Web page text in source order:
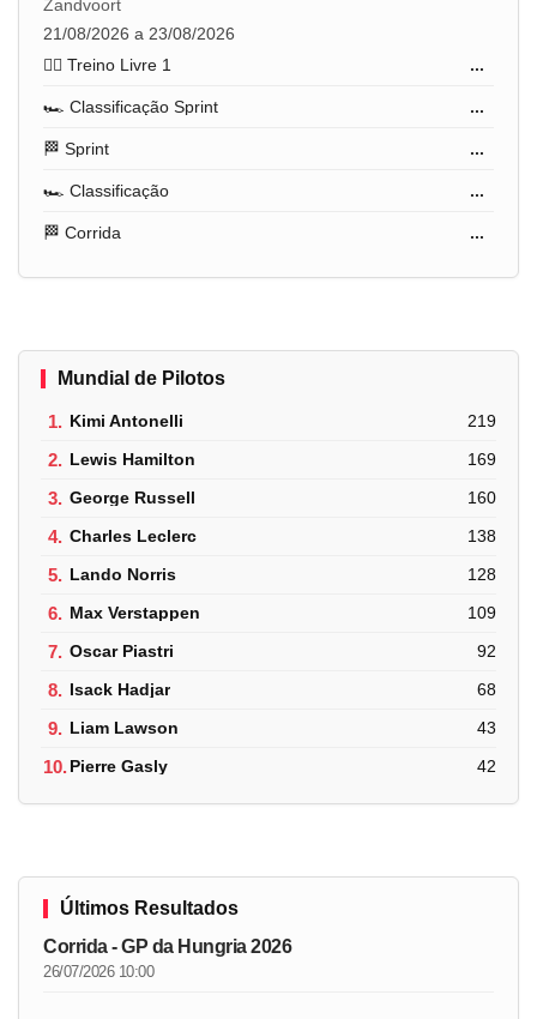
Zandvoort
21/08/2026 a 23/08/2026
🏋️‍♂️ Treino Livre 1
...
🏎️ Classificação Sprint ...
🏁 Sprint ...
🏎️ Classificação ...
🏁 Corrida ...
Mundial de Pilotos
1. Kimi Antonelli 219
2. Lewis Hamilton 169
3. George Russell 160
4. Charles Leclerc 138
5. Lando Norris 128
6. Max Verstappen 109
7. Oscar Piastri 92
8. Isack Hadjar 68
9. Liam Lawson 43
10.Pierre Gasly 42
Últimos Resultados
Corrida - GP da Hungria 2026
26/07/2026 10:00